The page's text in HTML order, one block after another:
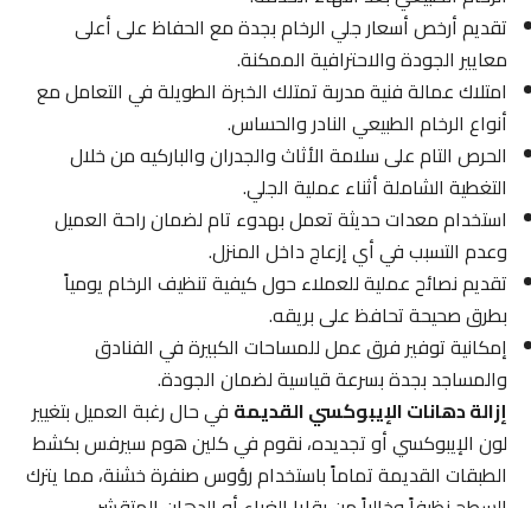
تقديم أرخص أسعار جلي الرخام بجدة مع الحفاظ على أعلى
معايير الجودة والاحترافية الممكنة.
امتلاك عمالة فنية مدربة تمتلك الخبرة الطويلة في التعامل مع
أنواع الرخام الطبيعي النادر والحساس.
الحرص التام على سلامة الأثاث والجدران والباركيه من خلال
التغطية الشاملة أثناء عملية الجلي.
استخدام معدات حديثة تعمل بهدوء تام لضمان راحة العميل
وعدم التسبب في أي إزعاج داخل المنزل.
تقديم نصائح عملية للعملاء حول كيفية تنظيف الرخام يومياً
بطرق صحيحة تحافظ على بريقه.
إمكانية توفير فرق عمل للمساحات الكبيرة في الفنادق
والمساجد بجدة بسرعة قياسية لضمان الجودة.
إزالة دهانات الإيبوكسي القديمةفي حال رغبة العميل بتغيير
لون الإيبوكسي أو تجديده، نقوم في كلين هوم سيرفس بكشط
الطبقات القديمة تماماً باستخدام رؤوس صنفرة خشنة، مما يترك